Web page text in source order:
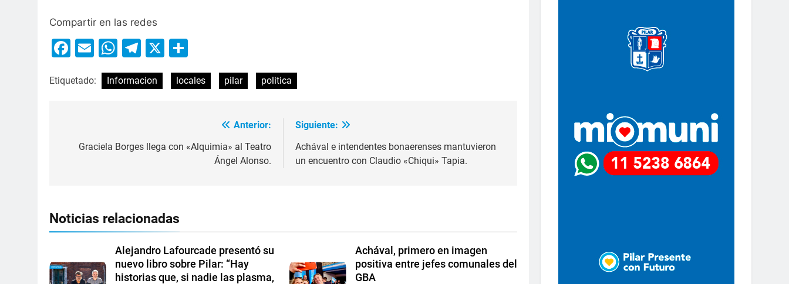
Compartir en las redes
Facebook
EmailWhatsApp
Telegram
X
Etiquetado: Informacion locales pilar politica
Anterior:
Graciela Borges llega con «Alquimia» al Teatro
Ángel Alonso.
Siguiente:
Achával e intendentes bonaerenses mantuvieron
un encuentro con Claudio «Chiqui» Tapia.
Noticias relacionadas
Alejandro Lafourcade presentó su
nuevo libro sobre Pilar: “Hay
historias que, si nadie las plasma,
Achával, primero en imagen
positiva entre jefes comunales del
GBA